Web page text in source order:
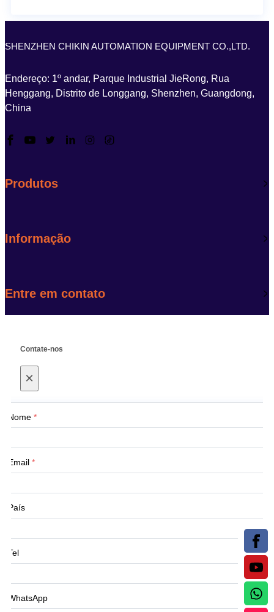
SHENZHEN CHIKIN AUTOMATION EQUIPMENT CO.,LTD.
Endereço: 1º andar, Parque Industrial JieRong, Rua
Henggang, Distrito de Longgang, Shenzhen, Guangdong,
China
Produtos
Informação
Entre em contato
Contate-nos
×
Nome *
Email *
País
Tel
WhatsApp